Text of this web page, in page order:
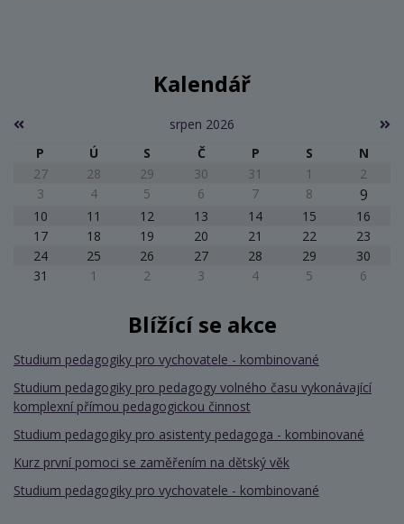
Kalendář
srpen 2026
P
Ú S Č P S
N
27
28 29 30 31 1
2
3
4 5 6 7 8 9
10 11 12 13 14 15
16
17
18 19 20 21 22
23
24
25 26 27 28 29
30
31
1 2 3 4 5 6
Blížící se akce
Studium pedagogiky pro vychovatele - kombinované
Studium pedagogiky pro pedagogy volného času vykonávající
komplexní přímou pedagogickou činnost
Studium pedagogiky pro asistenty pedagoga - kombinované
Kurz první pomoci se zaměřením na dětský věk
Studium pedagogiky pro vychovatele - kombinované